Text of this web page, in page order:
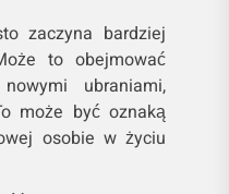
zaczyna bardziej
to obejmować
ubraniami,
może być oznaką
osobie w życiu